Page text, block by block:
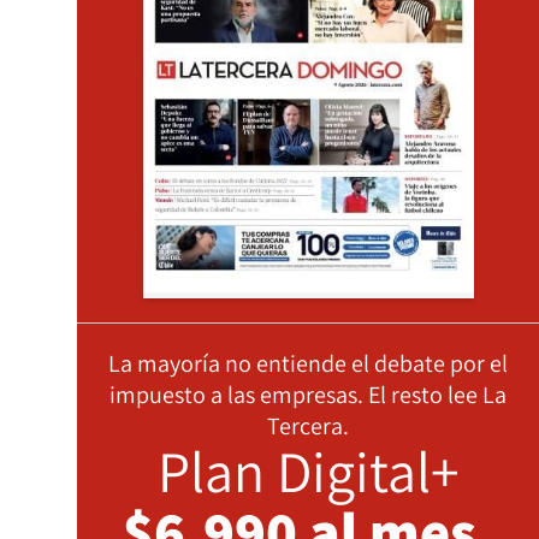
La mayoría no entiende el debate por el
impuesto a las empresas. El resto lee La
Tercera.
Plan Digital+